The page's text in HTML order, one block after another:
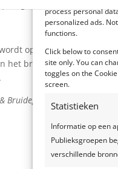
process personal
personalized ads.
functions.
Click below to
site only. You can
toggles on the
screen.
Statistieken
Informatie op een
Publieksgroepen
verschillende
op de grote dag
het bruidspaar zelf.83,8%
Bruidegom Magazine